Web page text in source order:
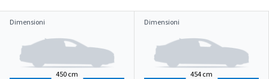
Dimensioni
450 cm
Dimensioni
454 cm